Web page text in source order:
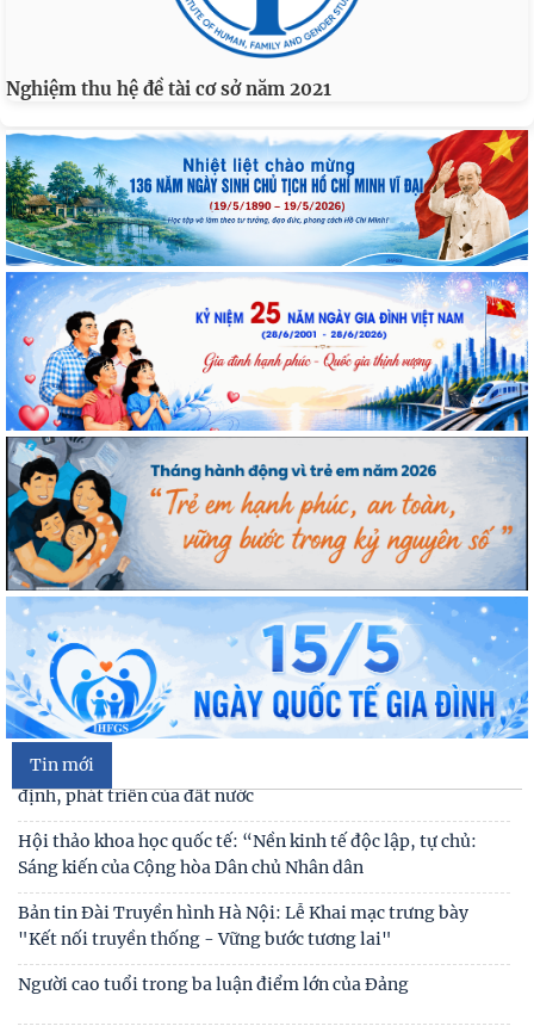
Nghiệm thu hệ đề tài cơ sở năm 2021
Tin mới
Cán bộ Viện Nghiên cứu Con người, Gia đình và Giới tham dự
Hội nghị tập huấn chuyên môn nghiệp vụ
Kế hoạch hành động 100 ngày tập trung xử lý các điểm
nghẽn về chuyển đổi số trong các cơ quan Đảng
Đối thoại ICWA – VASS lần thứ 6: Thúc đẩy quan hệ Đối tác
Chiến lược Toàn diện tăng cường Việt Nam
Đóng góp tích cực vào củng cố môi trường hòa bình, ổn
định, phát triển của đất nước
Hội thảo khoa học quốc tế: “Nền kinh tế độc lập, tự chủ:
Sáng kiến của Cộng hòa Dân chủ Nhân dân
Bản tin Đài Truyền hình Hà Nội: Lễ Khai mạc trưng bày
"Kết nối truyền thống - Vững bước tương lai"
Người cao tuổi trong ba luận điểm lớn của Đảng